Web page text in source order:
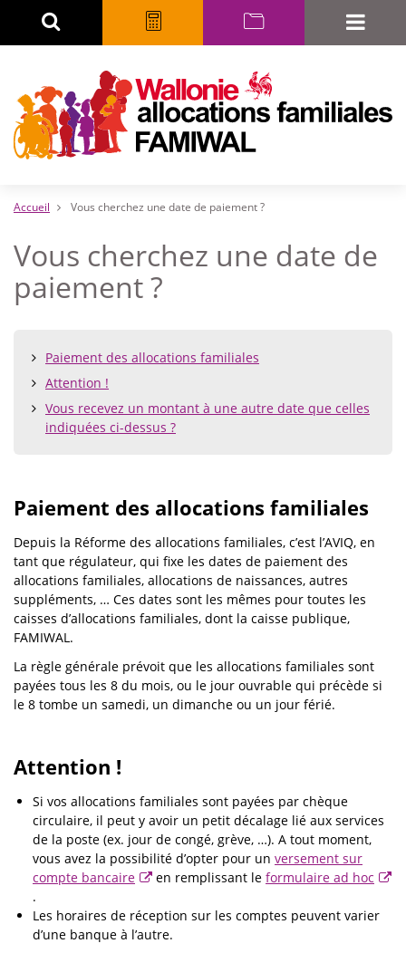
contenu
myFAMIWAL
Toggle
Accueil Vous cherchez une date de paiement ?
Vous cherchez une date de
paiement ?
Table
of
contents
Paiement des allocations familiales
Attention !
Vous recevez un montant à une autre date que celles
indiquées ci-dessus ?
Paiement des allocations familiales
Depuis la Réforme des allocations familiales, c’est l’AVIQ, en
tant que régulateur, qui fixe les dates de paiement des
allocations familiales, allocations de naissances, autres
suppléments, … Ces dates sont les mêmes pour toutes les
caisses d’allocations familiales, dont la caisse publique,
FAMIWAL.
La règle générale prévoit que les allocations familiales sont
payées tous les 8 du mois, ou le jour ouvrable qui précède si
le 8 tombe un samedi, un dimanche ou un jour férié.
Attention !
Si vos allocations familiales sont payées par chèque
circulaire, il peut y avoir un petit décalage lié aux services
de la poste (ex. jour de congé, grève, …). A tout moment,
vous avez la possibilité d’opter pour un versement sur
compte bancaire
en remplissant le formulaire ad hoc
.
Les horaires de réception sur les comptes peuvent varier
d’une banque à l’autre.